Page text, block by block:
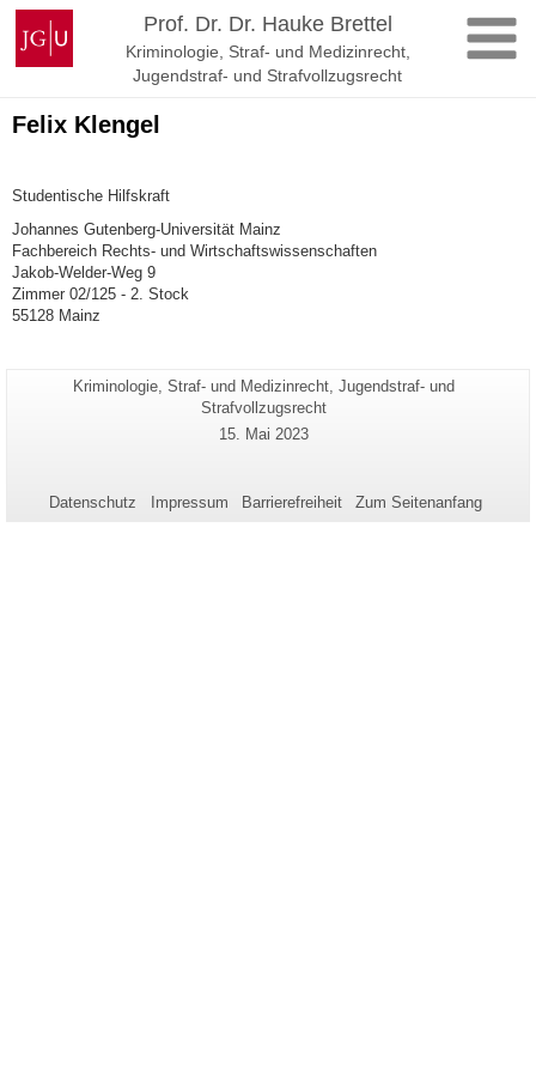
Zum
Inhalt
springen
Johannes
Gutenberg-
Universität
Prof. Dr. Dr. Hauke Brettel
Kriminologie, Straf- und Medizinrecht,
Jugendstraf- und Strafvollzugsrecht
Felix Klengel
Studentische Hilfskraft
Johannes Gutenberg-Universität Mainz
Fachbereich Rechts- und Wirtschaftswissenschaften
Jakob-Welder-Weg 9
Zimmer 02/125 - 2. Stock
55128 Mainz
Zusätzliche
Informationen
zu
Seite
Seiten-
Kriminologie, Straf- und Medizinrecht, Jugendstraf- und
Strafvollzugsrecht
Letzte
15. Mai 2023
Datenschutz Impressum Barrierefreiheit Zum Seitenanfang